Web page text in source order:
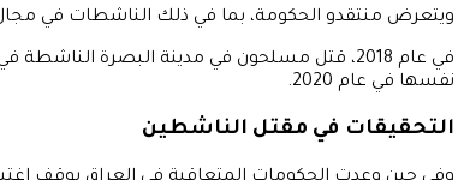
ويتعرض منتقدو الحكومة، بما في ذلك الناشطات في
في عام 2018، قتل مسلحون في مدينة البصرة
نفسها في عام 2020.
التحقيقات في مقتل الناشطين